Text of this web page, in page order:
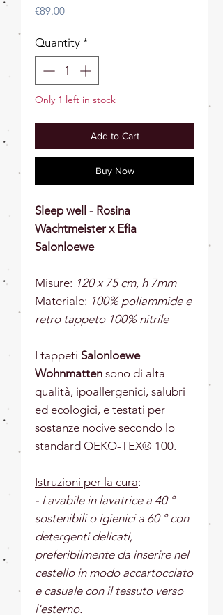
€89.00Price
Quantity *
Only 1 left in stock
Add to Cart
Buy Now
Sleep well - Rosina
Wachtmeister x Efia
Salonloewe
Misure: 120 x 75 cm, h 7mm
Materiale: 100% poliammide e
retro tappeto 100% nitrile
I tappeti Salonloewe
Wohnmatten sono di alta
qualità, ipoallergenici, salubri
ed ecologici, e testati per
sostanze nocive secondo lo
standard OEKO-TEX® 100.
Istruzioni per la cura:
- Lavabile in lavatrice a 40 °
sostenibili o igienici a 60 ° con
detergenti delicati,
preferibilmente da inserire nel
cestello in modo accartocciato
e casuale con il tessuto verso
l'esterno.